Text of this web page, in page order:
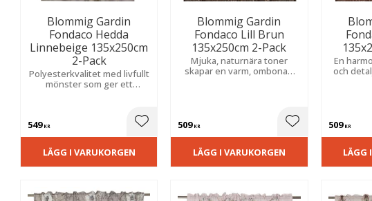
Blommig Gardin
Fondaco Hedda
Linnebeige 135x250cm
2-Pack
Polyesterkvalitet med livfullt
mönster som ger ett
livfull struktur och tillför
549KR Lägg till i favoriter
LÄGG I VARUKORGEN
Blommig Gardin
Fondaco Lill Brun
135x250cm 2-Pack
Mjuka, naturnära toner
skapar en varm, ombonad
509KR Lägg till i
LÄGG I VARUKORGEN
En
och
509KR
LÄGG